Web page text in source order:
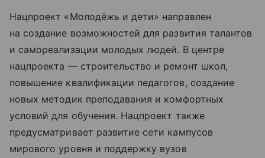
Нацпроект «Молодёжь и дети» направлен
на создание возможностей для развития талантов
и самореализации молодых людей. В центре
нацпроекта — строительство и ремонт школ,
повышение квалификации педагогов, создание
новых методик преподавания и комфортных
условий для обучения. Нацпроект также
предусматривает развитие сети кампусов
мирового уровня и поддержку вузов